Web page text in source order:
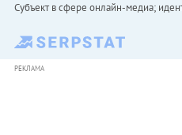
Субъект в сфере онлайн-медиа;
РЕКЛАМА